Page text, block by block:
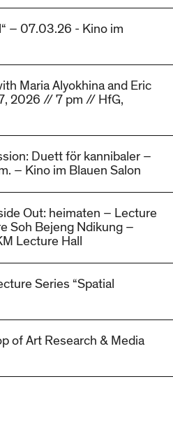
– 07.03.26 - Kino im
Maria Alyokhina and Eric
2026 // 7 pm // HfG,
Duett för kannibaler –
– Kino im Blauen Salon
Out: heimaten – Lecture
Soh Bejeng Ndikung –
Lecture Hall
Series “Spatial
of Art Research & Media